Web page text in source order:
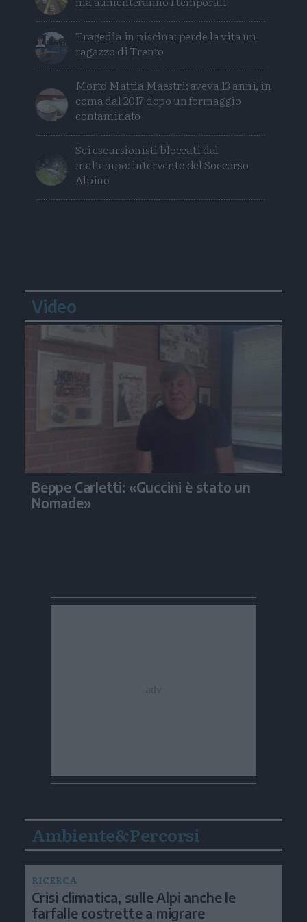
Tragedia in piscina: perde la vita un
ragazzo di Trento
Morto Mattia Maestri: aveva 13 anni, in
coma dal 2017 dopo un formaggio
contaminato
Sei escursionisti bloccati dal
maltempo: intervento del Soccorso
Alpino
Video
Beppe Carletti: «Guccini è stato un
Nomade»
Ambiente&Percorsi
RICERCA
Crisi climatica, sulle Alpi anche le
farfalle costrette a migrare